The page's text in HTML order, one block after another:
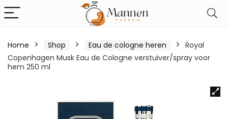
Home Shop Eau de cologne heren
Royal
Copenhagen Musk Eau de Cologne verstuiver/spray voor
hem 250 ml